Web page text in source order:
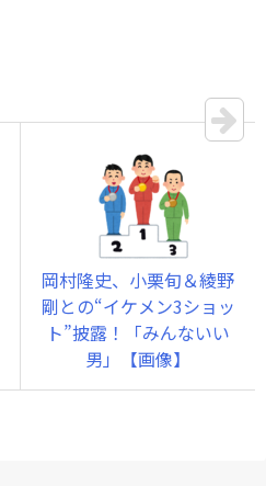
岡村隆史、小栗旬＆綾野
剛との“イケメン3ショッ
ト”披露！「みんないい
男」【画像】